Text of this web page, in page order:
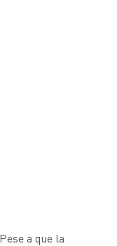
a que la